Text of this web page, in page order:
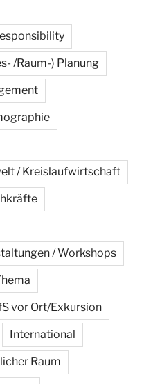
/Raum-) Planung
/ Kreislaufwirtschaft
/ Workshops
vor Ort/Exkursion
International
Raum